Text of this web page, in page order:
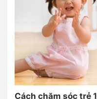
Cách chăm sóc trẻ